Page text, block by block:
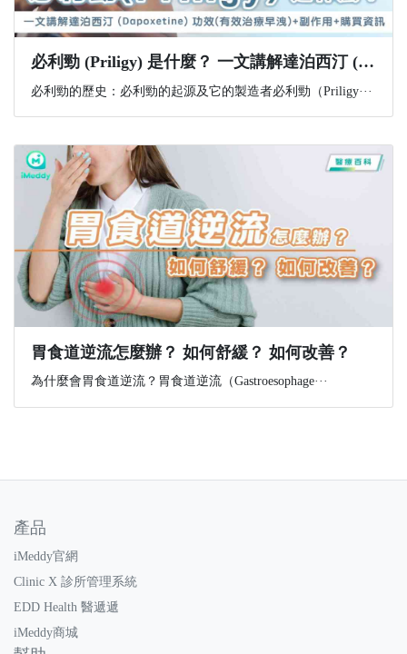
必利勁 (Priligy) 是什麼？ 一文講解達泊西汀 (Dapoxetine) 功效(有效治療早洩)+副作用+購買資訊
必利勁的歷史：必利勁的起源及它的製造者必利勁（Priligy···
胃食道逆流怎麼辦？ 如何舒緩？ 如何改善？
為什麼會胃食道逆流？胃食道逆流（Gastroesophage···
產品
iMeddy官網
Clinic X 診所管理系統
EDD Health 醫遞遞
iMeddy商城